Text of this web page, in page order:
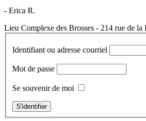
- Erica R.
Lieu Complexe des Brosses - 214 rue de
Identifiant ou adresse courriel
Mot de passe
Se souvenir de moi
S'identifier